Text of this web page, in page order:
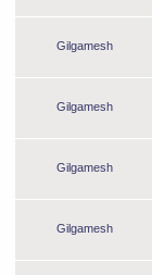
Gilgamesh
Gilgamesh
Gilgamesh
Gilgamesh